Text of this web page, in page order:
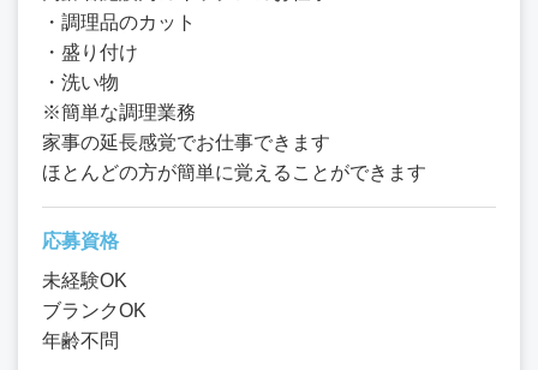
・調理品のカット
・盛り付け
・洗い物
※簡単な調理業務
家事の延長感覚でお仕事できます
ほとんどの方が簡単に覚えることができます
応募資格
未経験OK
ブランクOK
年齢不問